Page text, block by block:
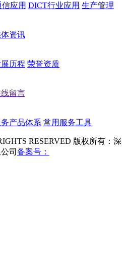
应用 DICT行业应用 生产管理
资讯
历程 荣誉资质
留言
务产品体系 常用服务工具
RESERVED 版权所有：深
司 备案号：